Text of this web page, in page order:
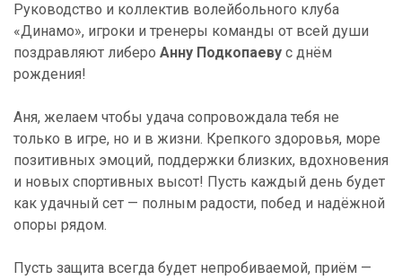
Руководство и коллектив волейбольного клуба
«Динамо», игроки и тренеры команды от всей души
поздравляют либеро Анну Подкопаеву с днём
рождения!
Аня, желаем чтобы удача сопровождала тебя не
только в игре, но и в жизни. Крепкого здоровья, море
позитивных эмоций, поддержки близких, вдохновения
и новых спортивных высот! Пусть каждый день будет
как удачный сет — полным радости, побед и надёжной
опоры рядом.
Пусть защита всегда будет непробиваемой, приём —